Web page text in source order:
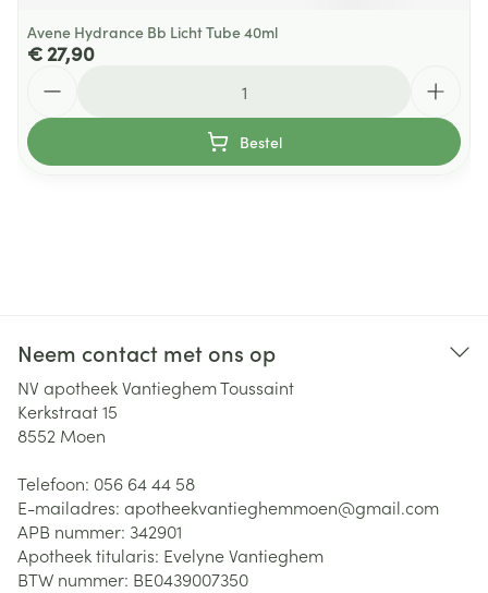
Avene Hydrance Bb Licht Tube 40ml
€ 27,90
Bestel
Neem contact met ons op
NV apotheek Vantieghem Toussaint
Kerkstraat 15
8552 Moen
Telefoon: 056 64 44 58
E-mailadres: apotheekvantieghemmoen@gmail.com
APB nummer: 342901
Apotheek titularis: Evelyne Vantieghem
BTW nummer: BE0439007350